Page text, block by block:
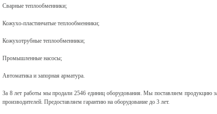
Сварные теплообменники;
Кожухо-пластинчатые теплообменники;
Кожухотрубные теплообменники;
Промышленные насосы;
Автоматика и запорная арматура.
За 8 лет работы мы продали 2546 единиц оборудования. Мы поставляем продукцию
производителей. Предоставляем гарантию на оборудование до 3 лет.